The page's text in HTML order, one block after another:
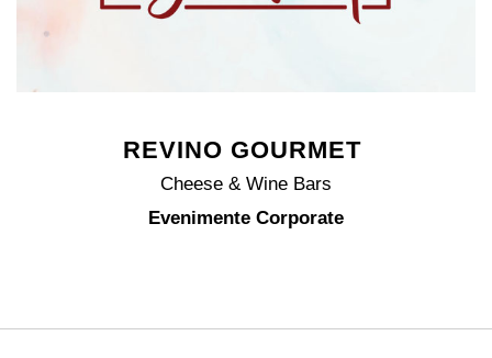
REVINO GOURMET
Cheese & Wine Bars
Evenimente Corporate